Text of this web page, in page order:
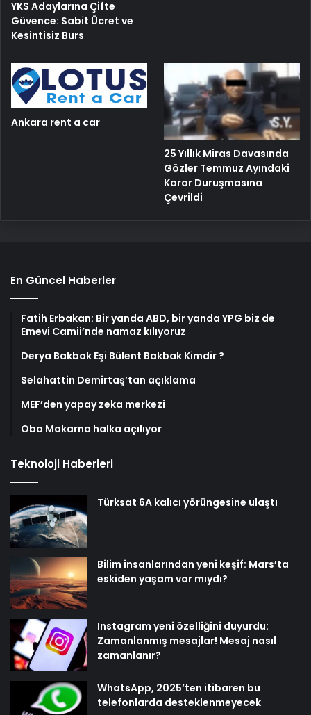
YKS Adaylarına Çifte
Güvence: Sabit Ücret ve
Kesintisiz Burs
Ankara rent a car
25 Yıllık Miras Davasında
Gözler Temmuz Ayındaki
Karar Duruşmasına
Çevrildi
En Güncel Haberler
Fatih Erbakan: Bir yanda ABD, bir yanda YPG biz de
Emevi Camii’nde namaz kılıyoruz
Derya Bakbak Eşi Bülent Bakbak Kimdir ?
Selahattin Demirtaş’tan açıklama
MEF’den yapay zeka merkezi
Oba Makarna halka açılıyor
Teknoloji Haberleri
Türksat 6A kalıcı yörüngesine ulaştı
Bilim insanlarından yeni keşif: Mars’ta
eskiden yaşam var mıydı?
Instagram yeni özelliğini duyurdu:
Zamanlanmış mesajlar! Mesaj nasıl
zamanlanır?
WhatsApp, 2025’ten itibaren bu
telefonlarda desteklenmeyecek